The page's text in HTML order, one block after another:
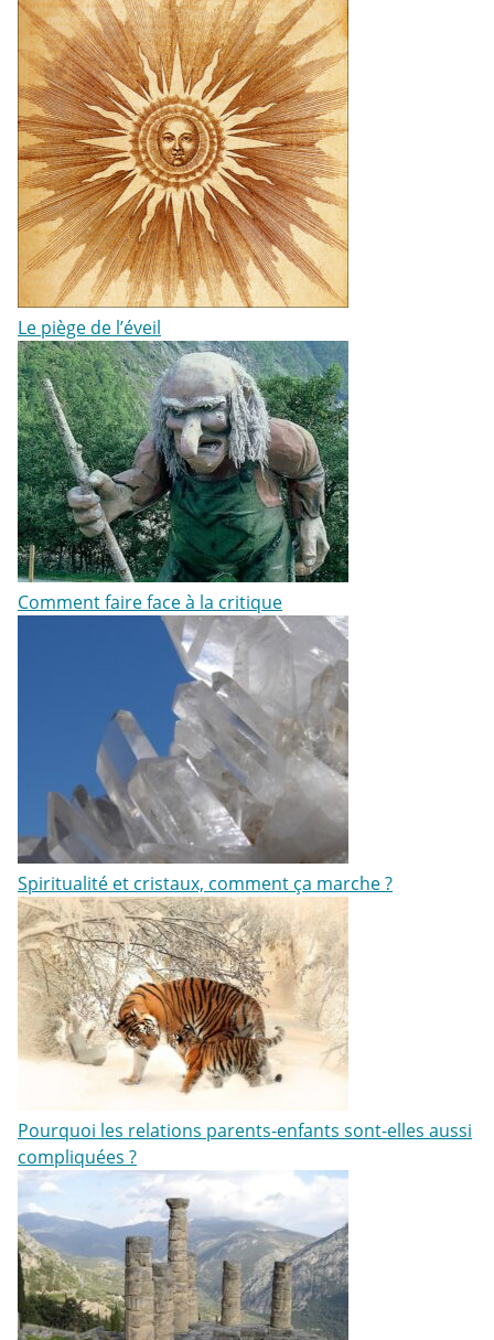
Le piège de l’éveil
Comment faire face à la critique
Spiritualité et cristaux, comment ça marche ?
Pourquoi les relations parents-enfants sont-elles aussi
compliquées ?